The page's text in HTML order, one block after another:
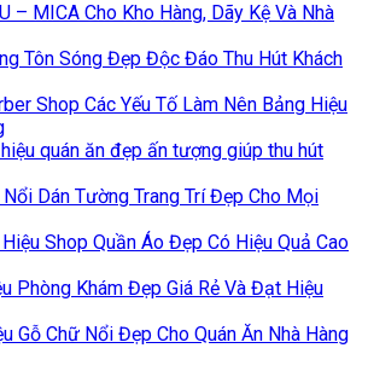
– MICA Cho Kho Hàng, Dãy Kệ Và Nhà
Tôn Sóng Đẹp Độc Đáo Thu Hút Khách
Shop Các Yếu Tố Làm Nên Bảng Hiệu
quán ăn đẹp ấn tượng giúp thu hút
Dán Tường Trang Trí Đẹp Cho Mọi
Shop Quần Áo Đẹp Có Hiệu Quả Cao
Phòng Khám Đẹp Giá Rẻ Và Đạt Hiệu
Gỗ Chữ Nổi Đẹp Cho Quán Ăn Nhà Hàng